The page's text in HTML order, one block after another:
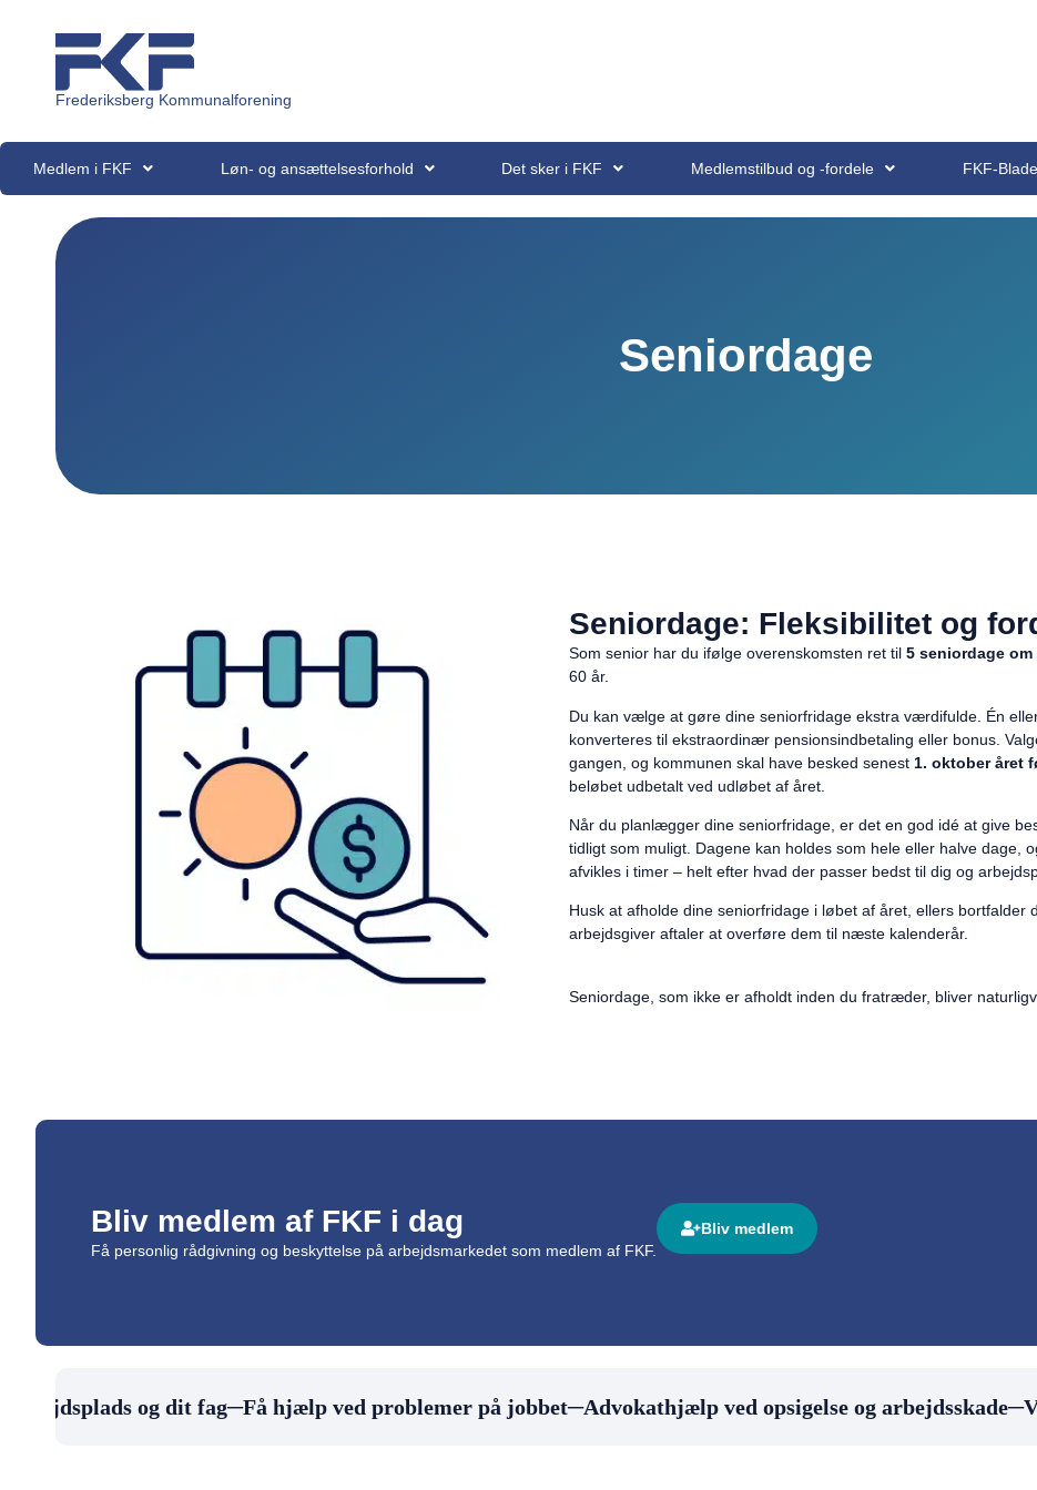
Frederiksberg Kommunalforening
Medlem i FKF Løn- og ansættelsesforhold Det sker i FKF Medlemstilbud og -fordele FKF-
Seniordage
Seniordage: Fleksibilitet og
Som senior har du ifølge overenskomsten ret til 5 seniordage om
60 år.
Du kan vælge at gøre dine seniorfridage ekstra værdifulde. Én
konverteres til ekstraordinær pensionsindbetaling eller bonus.
gangen, og kommunen skal have besked senest 1. oktober året
beløbet udbetalt ved udløbet af året.
Når du planlægger dine seniorfridage, er det en god idé at give
tidligt som muligt. Dagene kan holdes som hele eller halve dage,
afvikles i timer – helt efter hvad der passer bedst til dig og
Husk at afholde dine seniorfridage i løbet af året, ellers bortfalder
arbejdsgiver aftaler at overføre dem til næste kalenderår.
Seniordage, som ikke er afholdt inden du fratræder, bliver
Bliv medlem af FKF i dag
Få personlig rådgivning og beskyttelse på arbejdsmarkedet som medlem af FKF.
Bliv medlem
og dit fag─Få hjælp ved problemer på jobbet─Advokathjælp ved opsigelse og arbejdsskade─Vi